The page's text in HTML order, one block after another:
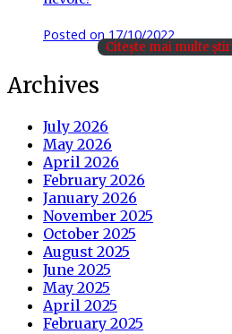
Posted on 17/10/2022
Citește mai multe
Archives
July 2026
May 2026
April 2026
February 2026
January 2026
November 2025
October 2025
August 2025
June 2025
May 2025
April 2025
February 2025